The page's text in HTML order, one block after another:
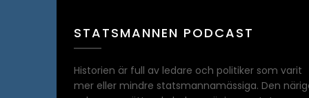
STATSMANNEN PODCAST
Historien är full av ledare och politiker som varit
mer eller mindre statsmannamässiga. Den